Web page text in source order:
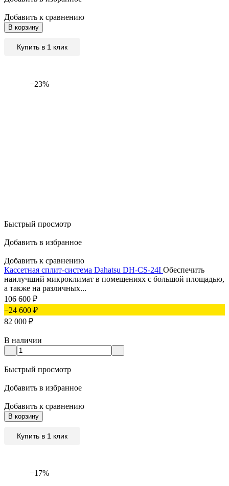
Добавить к сравнению
В корзину
Купить в 1 клик
−23%
Быстрый просмотр
Добавить в избранное
Добавить к сравнению
Кассетная сплит-система Dahatsu DH-CS-24I Обеспечить
наилучший микроклимат в помещениях с большой площадью,
а также на различных...
106 600 ₽
−24 600 ₽
82 000 ₽
В наличии
Быстрый просмотр
Добавить в избранное
Добавить к сравнению
В корзину
Купить в 1 клик
−17%